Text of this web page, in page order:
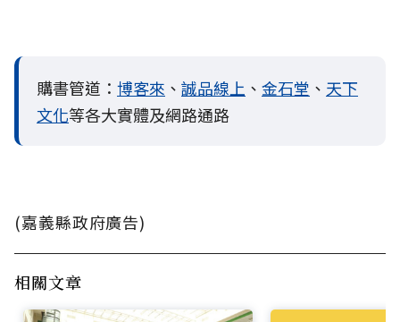
購書管道： 博客來 、 誠品線上 、 金石堂 、 天下
文化等各大實體及網路通路
(嘉義縣政府廣告)
相關文章